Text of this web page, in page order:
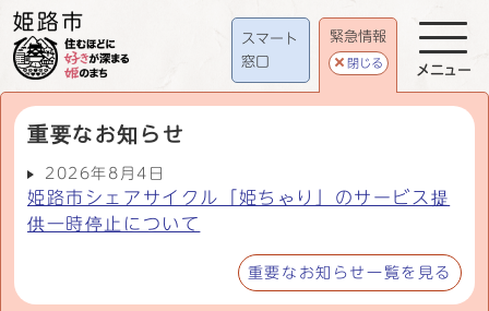
スマート
窓口
緊急情報
閉じる
重要なお知らせ
2026年8月4日
姫路市シェアサイクル「姫ちゃり」のサービス提
供一時停止について
重要なお知らせ一覧を見る
メニュー